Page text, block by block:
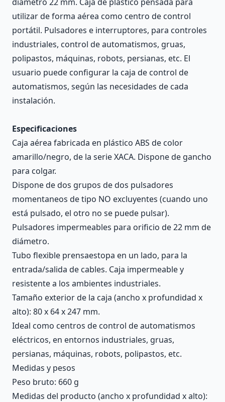
utilizar de forma aérea como centro de control
portátil. Pulsadores e interruptores, para controles
industriales, control de automatismos, gruas,
polipastos, máquinas, robots, persianas, etc. El
usuario puede configurar la caja de control de
automatismos, según las necesidades de cada
instalación.
Especificaciones
Caja aérea fabricada en plástico ABS de color
amarillo/negro, de la serie XACA. Dispone de gancho
para colgar.
Dispone de dos grupos de dos pulsadores
momentaneos de tipo NO excluyentes (cuando uno
está pulsado, el otro no se puede pulsar).
Pulsadores impermeables para orificio de 22 mm de
diámetro.
Tubo flexible prensaestopa en un lado, para la
entrada/salida de cables. Caja impermeable y
resistente a los ambientes industriales.
Tamaño exterior de la caja (ancho x profundidad x
alto): 80 x 64 x 247 mm.
Ideal como centros de control de automatismos
eléctricos, en entornos industriales, gruas,
persianas, máquinas, robots, polipastos, etc.
Medidas y pesos
Peso bruto: 660 g
Medidas del producto (ancho x profundidad x alto):